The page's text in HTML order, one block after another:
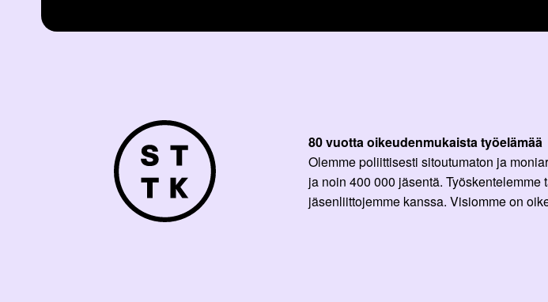
80 vuotta oikeudenmukaista työelämää
Olemme poliittisesti sitoutumaton ja
ja noin 400 000 jäsentä.
jäsenliittojemme kanssa. Visiomme on